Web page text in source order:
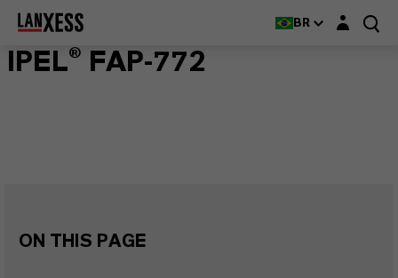
BR Login layer
IPEL® FAP-772
ON THIS PAGE